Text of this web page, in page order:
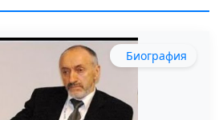
Биография